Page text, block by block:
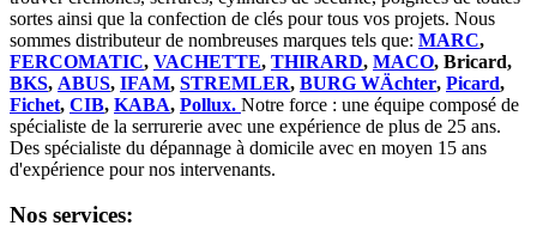
sortes ainsi que la confection de clés pour tous vos projets. Nous
sommes distributeur de nombreuses marques tels que: MARC,
FERCOMATIC, VACHETTE, THIRARD, MACO, Bricard,
BKS, ABUS, IFAM, STREMLER, BURG WÄchter, Picard,
Fichet, CIB, KABA, Pollux. Notre force : une équipe composé de
spécialiste de la serrurerie avec une expérience de plus de 25 ans.
Des spécialiste du dépannage à domicile avec en moyen 15 ans
d'expérience pour nos intervenants.
Nos services: